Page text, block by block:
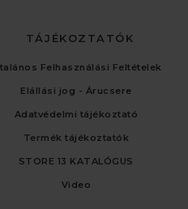
TÁJÉKOZTATÓK
Felhasználási Feltételek
Elállási jog - Árucsere
Adatvédelmi tájékoztató
Termék tájékoztatók
STORE 13 KATALÓGUS
Video